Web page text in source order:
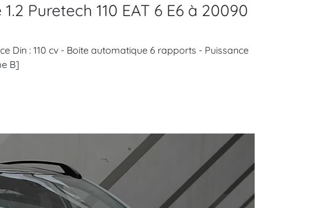
Puretech 110 EAT 6 E6 à 20090
Din : 110 cv - Boite automatique 6 rapports - Puissance
B]